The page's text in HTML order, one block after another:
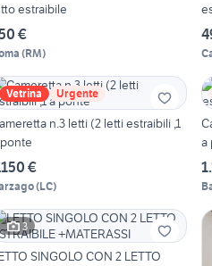
estraibile
€
(RM)
Vetrina Urgente
n.3 letti (2 letti estraibili ,1
€
(LC)
a
3
SINGOLO CON 2 LETTO